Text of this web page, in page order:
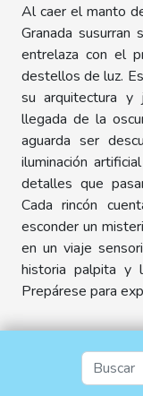
Al caer el manto
Granada
entrelaza con el
destellos de luz.
su arquitectura y
llegada de la
aguarda ser
iluminación
detalles que
Cada rincón
esconder un
en un viaje
historia palpita y
Prepárese para